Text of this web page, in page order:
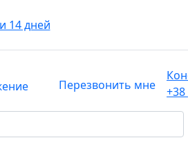
14 дней
Перезвонить мне
+38